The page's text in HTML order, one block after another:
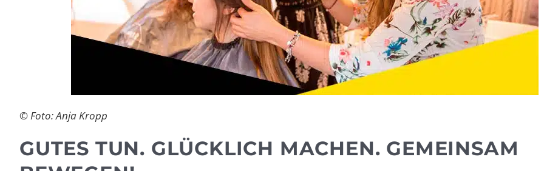
© Foto: Anja Kropp
GUTES TUN. GLÜCKLICH MACHEN. GEMEINSAM